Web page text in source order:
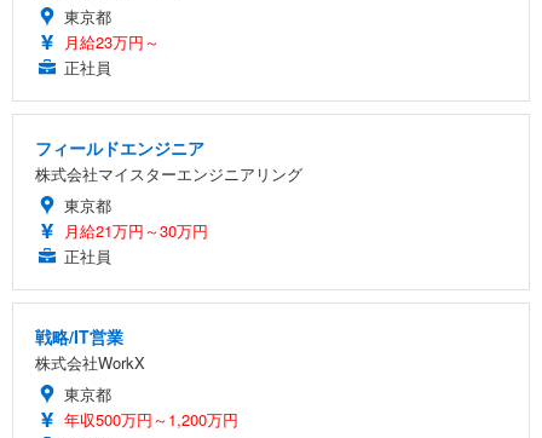
東京都
月給23万円～
正社員
フィールドエンジニア
株式会社マイスターエンジニアリング
東京都
月給21万円～30万円
正社員
戦略/IT営業
株式会社WorkX
東京都
年収500万円～1,200万円